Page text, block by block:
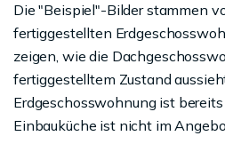
Die "Beispiel"-Bilder stammen
fertiggestellten
zeigen, wie die
fertiggestelltem Zustand
Erdgeschosswohnung ist
Einbauküche ist nicht im